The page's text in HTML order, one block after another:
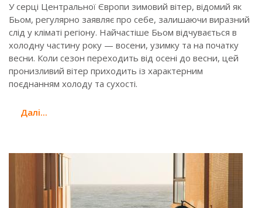
У серці Центральної Європи зимовий вітер, відомий як
Бьом, регулярно заявляє про себе, залишаючи виразний
слід у кліматі регіону. Найчастіше Бьом відчувається в
холодну частину року — восени, узимку та на початку
весни. Коли сезон переходить від осені до весни, цей
пронизливий вітер приходить із характерним
поєднанням холоду та сухості.
Далi...